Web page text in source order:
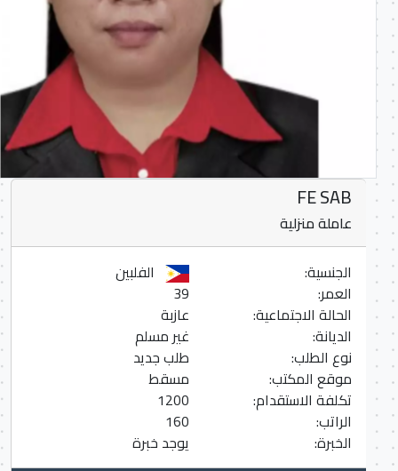
FE SAB
عاملة منزلية
الجنسية:
الفلبين
العمر:
الحالة الاجتماعية:
عازبة
الديانة:
غير مسلم
نوع الطلب:
طلب جديد
موقع المكتب:
مسقط
تكلفة الاستقدام:
1200
الراتب:
160
الخبرة:
يوجد خبرة